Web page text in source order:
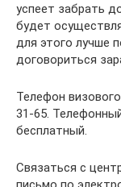
успеет забрать
будет
для этого лучше
договориться
Телефон
31-65.
бесплатный.
Связаться с